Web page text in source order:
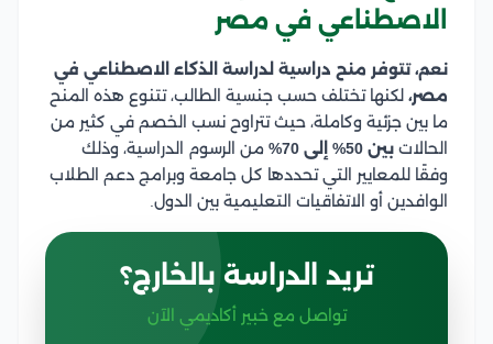
الاصطناعي في مصر
نعم، تتوفر منح دراسية لدراسة الذكاء الاصطناعي في
مصر، لكنها تختلف حسب جنسية الطالب، تتنوع هذه المنح
ما بين جزئية وكاملة، حيث تتراوح نسب الخصم في كثير من
الحالات بين 50% إلى 70%
من الرسوم الدراسية، وذلك
وفقًا للمعايير التي تحددها كل جامعة وبرامج دعم الطلاب
الوافدين أو الاتفاقيات التعليمية بين الدول.
تريد الدراسة بالخارج؟
تواصل مع خبير أكاديمي الآن